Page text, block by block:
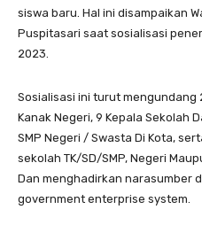
siswa baru. Hal ini disampaikan
Puspitasari saat sosialisasi
2023.
Sosialisasi ini turut mengundang
Kanak Negeri, 9 Kepala Sekolah
SMP Negeri / Swasta Di Kota,
sekolah TK/SD/SMP, Negeri
Dan menghadirkan narasumber
government enterprise system.